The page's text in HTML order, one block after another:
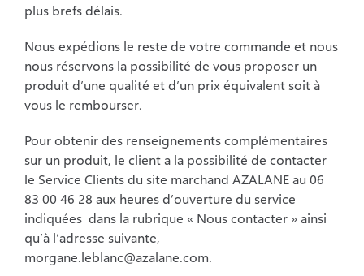
plus brefs délais.
Nous expédions le reste de votre commande et nous
nous réservons la possibilité de vous proposer un
produit d’une qualité et d’un prix équivalent soit à
vous le rembourser.
Pour obtenir des renseignements complémentaires
sur un produit, le client a la possibilité de contacter
le Service Clients du site marchand AZALANE au 06
83 00 46 28 aux heures d’ouverture du service
indiquées dans la rubrique « Nous contacter » ainsi
qu’à l’adresse suivante,
morgane.leblanc@azalane.com.